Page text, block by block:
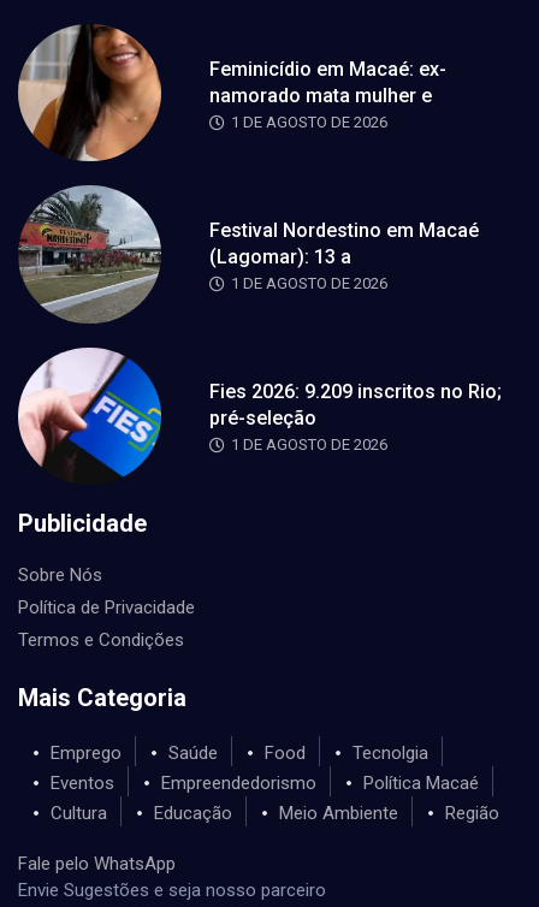
Feminicídio em Macaé: ex-
namorado mata mulher e
1 DE AGOSTO DE 2026
Festival Nordestino em Macaé
(Lagomar): 13 a
1 DE AGOSTO DE 2026
Fies 2026: 9.209 inscritos no Rio;
pré-seleção
1 DE AGOSTO DE 2026
Publicidade
Sobre Nós
Política de Privacidade
Termos e Condições
Mais Categoria
Emprego Saúde Food
Tecnolgia
Eventos
Empreendedorismo
Política Macaé
Cultura
Educação Meio Ambiente Região
Fale pelo WhatsApp
Envie Sugestões e seja nosso parceiro